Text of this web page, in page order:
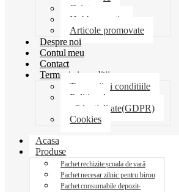
Caiete
Hobby creatie
Articole promovate
Despre noi
Contul meu
Contact
Termeni si conditii
Termenii si conditiile
Politica de
confidentialitate(GDPR)
Cookies
Acasa
Produse
Pachet rechizite școala de vară
Pachet necesar zilnic pentru birou
Pachet consumabile depozit-